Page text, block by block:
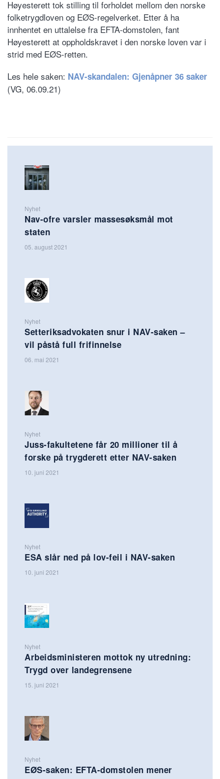
Høyesterett tok stilling til forholdet mellom den norske
folketrygdloven og EØS-regelverket. Etter å ha
innhentet en uttalelse fra EFTA-domstolen, fant
Høyesterett at oppholdskravet i den norske loven var i
strid med EØS-retten.
Les hele saken: NAV-skandalen: Gjenåpner 36 saker
(VG, 06.09.21)
Nyhet
Nav-ofre varsler massesøksmål mot
staten
05. august 2021
Nyhet
Setteriksadvokaten snur i NAV-saken –
vil påstå full frifinnelse
06. mai 2021
Nyhet
Juss-fakultetene får 20 millioner til å
forske på trygderett etter NAV-saken
10. juni 2021
Nyhet
ESA slår ned på lov-feil i NAV-saken
10. juni 2021
Nyhet
Arbeidsministeren mottok ny utredning:
Trygd over landegrensene
15. juni 2021
Nyhet
EØS-saken: EFTA-domstolen mener